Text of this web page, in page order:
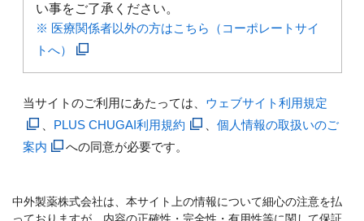
い事をご了承ください。
※ 医療関係者以外の方はこちら（コーポレートサイ
トへ）
当サイトのご利用にあたっては、 ウェブサイト利用規定
PLUS CHUGAI利用規約
個人情報の取扱いのご
案内
への同意が必要です。
中外製薬株式会社は、本サイト上の情報について細心の注意を払
っておりますが、内容の正確性・完全性・有用性等に関して保証